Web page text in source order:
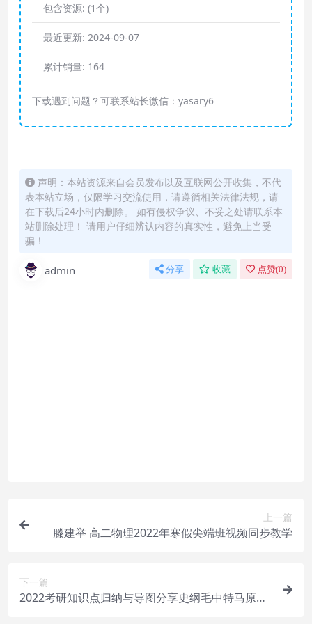
包含资源: (1个)
最近更新: 2024-09-07
累计销量: 164
下载遇到问题？可联系站长微信：yasary6
声明：本站资源来自会员发布以及互联网公开收集，不代
表本站立场，仅限学习交流使用，请遵循相关法律法规，请
在下载后24小时内删除。 如有侵权争议、不妥之处请联系本
站删除处理！ 请用户仔细辨认内容的真实性，避免上当受
骗！
admin 分享 收藏 点赞(0)
上一篇
滕建举 高二物理2022年寒假尖端班视频同步教学
下一篇
2022考研知识点归纳与导图分享史纲毛中特马原内